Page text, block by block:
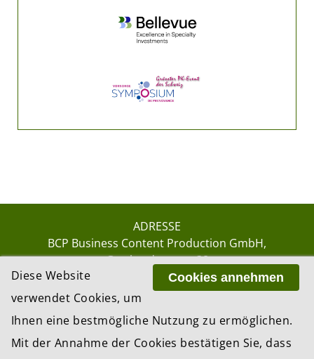
ADRESSE
BCP Business Content Production GmbH
Gotthardstrasse 38
8002 Zürich
© 2026 by BCP Business Content Production
GmbH, Zürich – Switzerland
Cookies annehmen
Diese Website
verwendet Cookies, um
Ihnen eine bestmögliche Nutzung zu ermöglichen.
Mit der Annahme der Cookies bestätigen Sie, dass